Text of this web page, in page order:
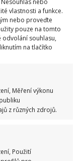
nebo
vlastnosti a funkce.
nebo proveďte
pouze na tomto
odvolání souhlasu,
na tlačítko
Měření výkonu
z různých zdrojů.
Použití